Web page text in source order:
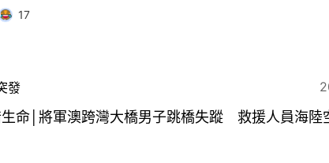
17
發
命│將軍澳跨灣大橋男子跳橋失蹤 救援人員海陸